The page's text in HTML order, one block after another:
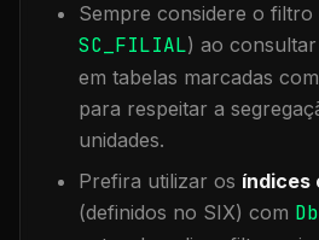
Sempre considere o filtro
SC_FILIAL) ao
em tabelas marcadas
para respeitar a
unidades.
Prefira utilizar os índices
(definidos no SIX) com